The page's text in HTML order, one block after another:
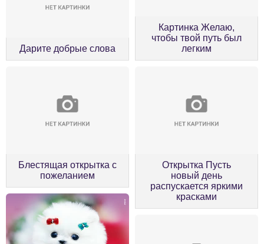
Дарите добрые слова
Картинка Желаю,
чтобы твой путь был
легким
Блестящая открытка с
пожеланием
Открытка Пусть
новый день
распускается яркими
красками